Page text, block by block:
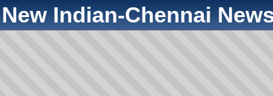
New Indian-Chennai